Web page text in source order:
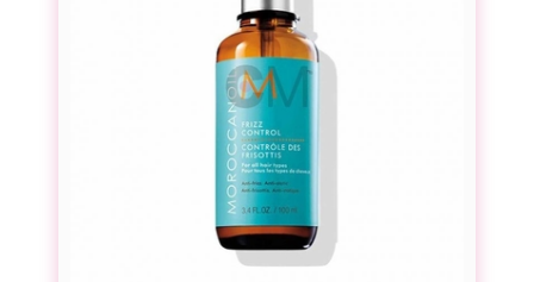
y
F
r
i
z
z
C
o
n